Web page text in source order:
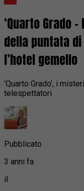
‘Quarto Grado
della puntata
l’hotel gemello
‘Quarto Grado’, i
telespettatori
Pubblicato
3 anni fa
il